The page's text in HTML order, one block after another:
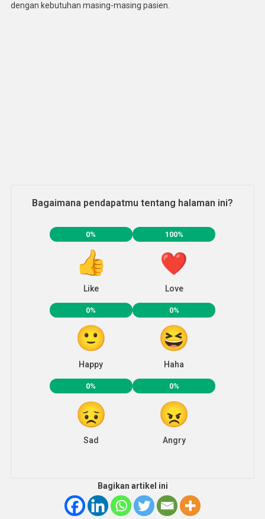
dengan kebutuhan masing-masing pasien.
Bagaimana pendapatmu tentang halaman ini?
0%
Like
100%
Love
0%
Happy
0%
Haha
0%
Sad
0%
Angry
Bagikan artikel ini